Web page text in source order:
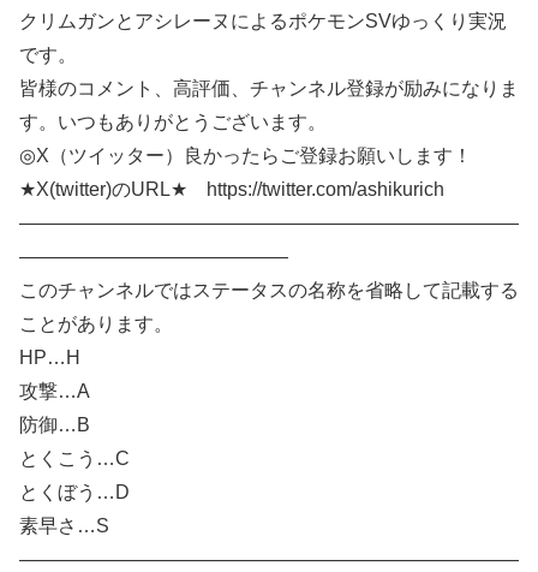
クリムガンとアシレーヌによるポケモンSVゆっくり実況
です。
皆様のコメント、高評価、チャンネル登録が励みになりま
す。いつもありがとうございます。
◎X（ツイッター）良かったらご登録お願いします！
★X(twitter)のURL★ https://twitter.com/ashikurich
——————————————————————————
——————————————
このチャンネルではステータスの名称を省略して記載する
ことがあります。
HP…H
攻撃…A
防御…B
とくこう…C
とくぼう…D
素早さ…S
——————————————————————————